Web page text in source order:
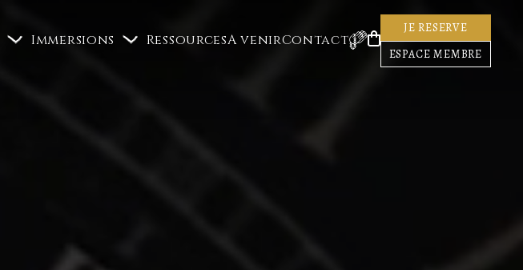
Immersions RessourcesA venirContact
JE RESERVE
ESPACE MEMBRE